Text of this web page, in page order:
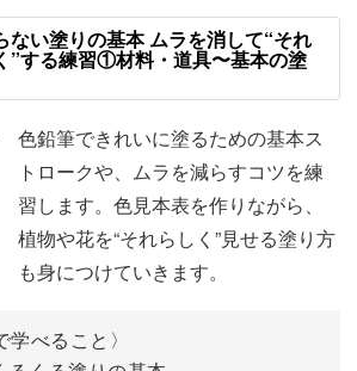
しますよ。
で、ただの建物ではなく“物語のある
す。
「私にも描けた！」という嬉しさをき
です♪
01:18
いて
06:10
09:32
いて 10:39
ない塗りの基本 ムラを消して“それ
”する練習①材料・道具〜基本の塗
色鉛筆できれいに塗るための基本ス
トロークや、ムラを減らすコツを練
習します。色見本表を作りながら、
植物や花を“それらしく”見せる塗り方
も身につけていきます。
学べること〉